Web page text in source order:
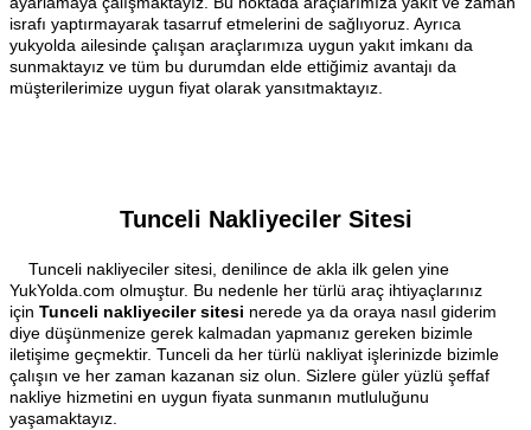
israfı yaptırmayarak tasarruf etmelerini de sağlıyoruz. Ayrıca
yukyolda ailesinde çalışan araçlarımıza uygun yakıt imkanı da
sunmaktayız ve tüm bu durumdan elde ettiğimiz avantajı da
müşterilerimize uygun fiyat olarak yansıtmaktayız.
Tunceli Nakliyeciler Sitesi
Tunceli nakliyeciler sitesi, denilince de akla ilk gelen yine
YukYolda.com olmuştur. Bu nedenle her türlü araç ihtiyaçlarınız
için Tunceli nakliyeciler sitesi nerede ya da oraya nasıl giderim
diye düşünmenize gerek kalmadan yapmanız gereken bizimle
iletişime geçmektir. Tunceli da her türlü nakliyat işlerinizde bizimle
çalışın ve her zaman kazanan siz olun. Sizlere güler yüzlü şeffaf
nakliye hizmetini en uygun fiyata sunmanın mutluluğunu
yaşamaktayız.